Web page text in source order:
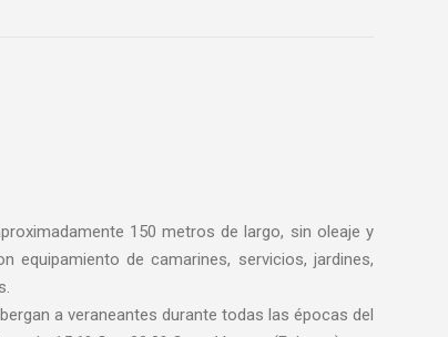
150 metros de largo, sin oleaje y
equipamiento de camarines, servicios, jardines,
a veraneantes durante todas las épocas del